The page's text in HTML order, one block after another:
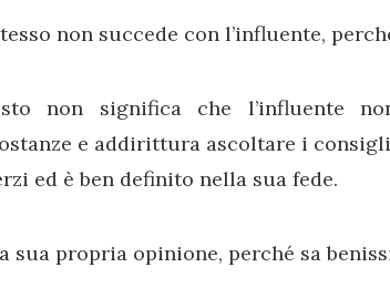
non succede con l’influente,
non significa che l’influente
e addirittura ascoltare i
ed è ben definito nella sua fede.
sua propria opinione, perché sa